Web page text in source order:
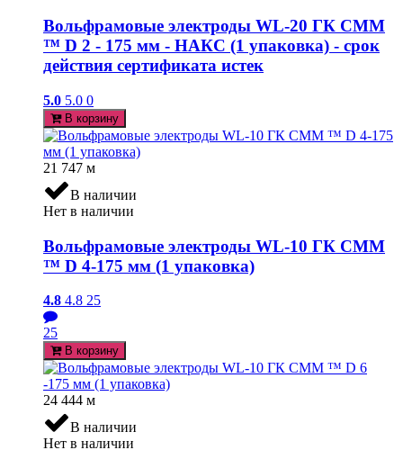
Вольфрамовые электроды WL-20 ГК СММ
™ D 2 - 175 мм - НАКС (1 упаковка) - срок
действия сертификата истек
5.0 5.0 0
В корзину
21 747 м
В наличии
Нет в наличии
Вольфрамовые электроды WL-10 ГК СММ
™ D 4-175 мм (1 упаковка)
4.8 4.8 25
25
В корзину
24 444 м
В наличии
Нет в наличии